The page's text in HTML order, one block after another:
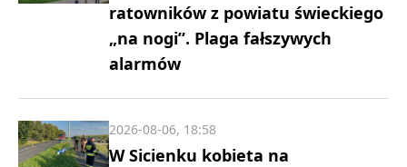
ratowników z powiatu świeckiego
„na nogi”. Plaga fałszywych
alarmów
W Sicienku kobieta na
2026-08-06, 18:58